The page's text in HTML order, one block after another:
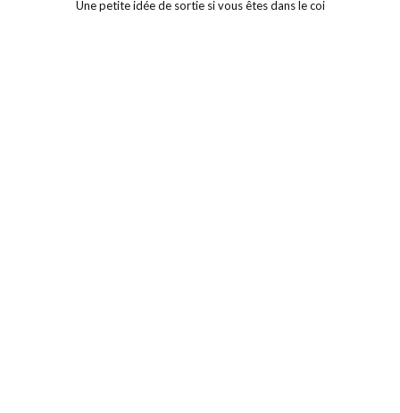
Une petite idée de sortie si vous êtes dans le coi